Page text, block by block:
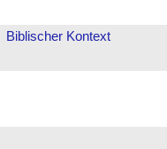
Biblischer Kontext